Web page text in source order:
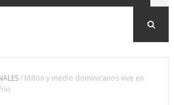
/ Millón y medio dominicanos vive en